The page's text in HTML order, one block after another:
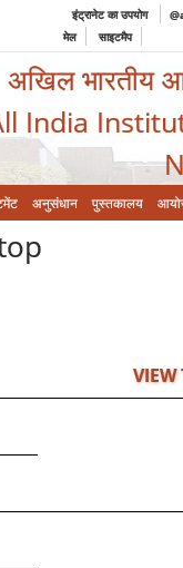
इंट्रानेट का उपयोग
मेल
साइटमैप
अखिल भारतीय
India
अनुसंधान पुस्तकालय
VIEW